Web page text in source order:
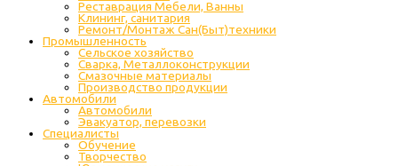
Реставрация Мебели, Ванны
Клининг, санитария
Ремонт/Монтаж Сан(Быт)техники
Промышленность
Cельское хозяйство
Сварка, Металлоконструкции
Cмазочные материалы
Производство продукции
Автомобили
Автомобили
Эвакуатор, перевозки
Специалисты
Обучение
Творчество